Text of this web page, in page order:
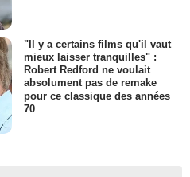
"Il y a certains films qu'il vaut
mieux laisser tranquilles" :
Robert Redford ne voulait
absolument pas de remake
pour ce classique des années
70